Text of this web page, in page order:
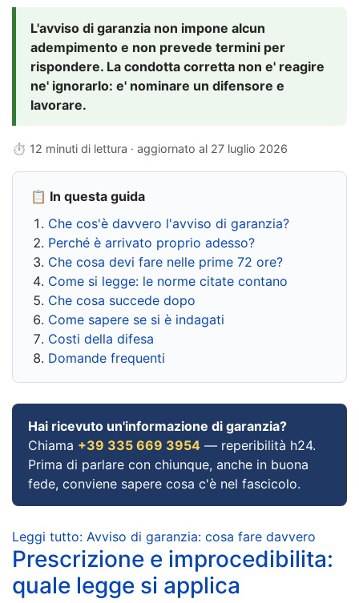
L'avviso di garanzia non impone alcun
adempimento e non prevede termini per
rispondere. La condotta corretta non e' reagire
ne' ignorarlo: e' nominare un difensore e
lavorare.
⏱ 12 minuti di lettura · aggiornato al 27 luglio 2026
📋 In questa guida
Che cos'è davvero l'avviso di garanzia?
Perché è arrivato proprio adesso?
Che cosa devi fare nelle prime 72 ore?
Come si legge: le norme citate contano
Che cosa succede dopo
Come sapere se si è indagati
Costi della difesa
Domande frequenti
Hai ricevuto un'informazione di garanzia?
Chiama +39 335 669 3954 — reperibilità h24.
Prima di parlare con chiunque, anche in buona
fede, conviene sapere cosa c'è nel fascicolo.
Leggi tutto: Avviso di garanzia: cosa fare davvero
Prescrizione e improcedibilita:
quale legge si applica